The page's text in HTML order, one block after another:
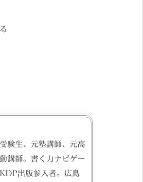
験生、元塾講師、元高
講師。書く力ナビゲー
出版参入者。広島